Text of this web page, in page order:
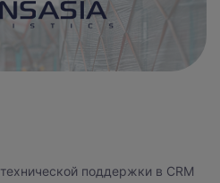
поддержки в CRM